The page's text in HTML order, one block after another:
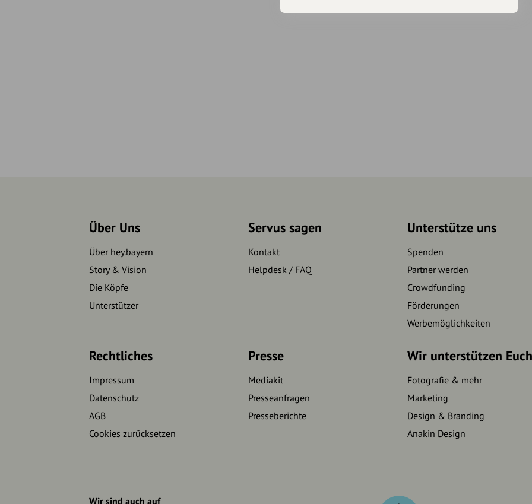
Über Uns
Über hey.bayern
Story & Vision
Die Köpfe
Unterstützer
Servus sagen
Kontakt
Helpdesk / FAQ
Unterstütze uns
Spenden
Partner werden
Crowdfunding
Förderungen
Werbemöglichkeiten
Rechtliches
Impressum
Datenschutz
AGB
Cookies zurücksetzen
Presse
Mediakit
Presseanfragen
Presseberichte
Wir unterstützen Euch
Fotografie & mehr
Marketing
Design & Branding
Anakin Design
Wir sind auch auf